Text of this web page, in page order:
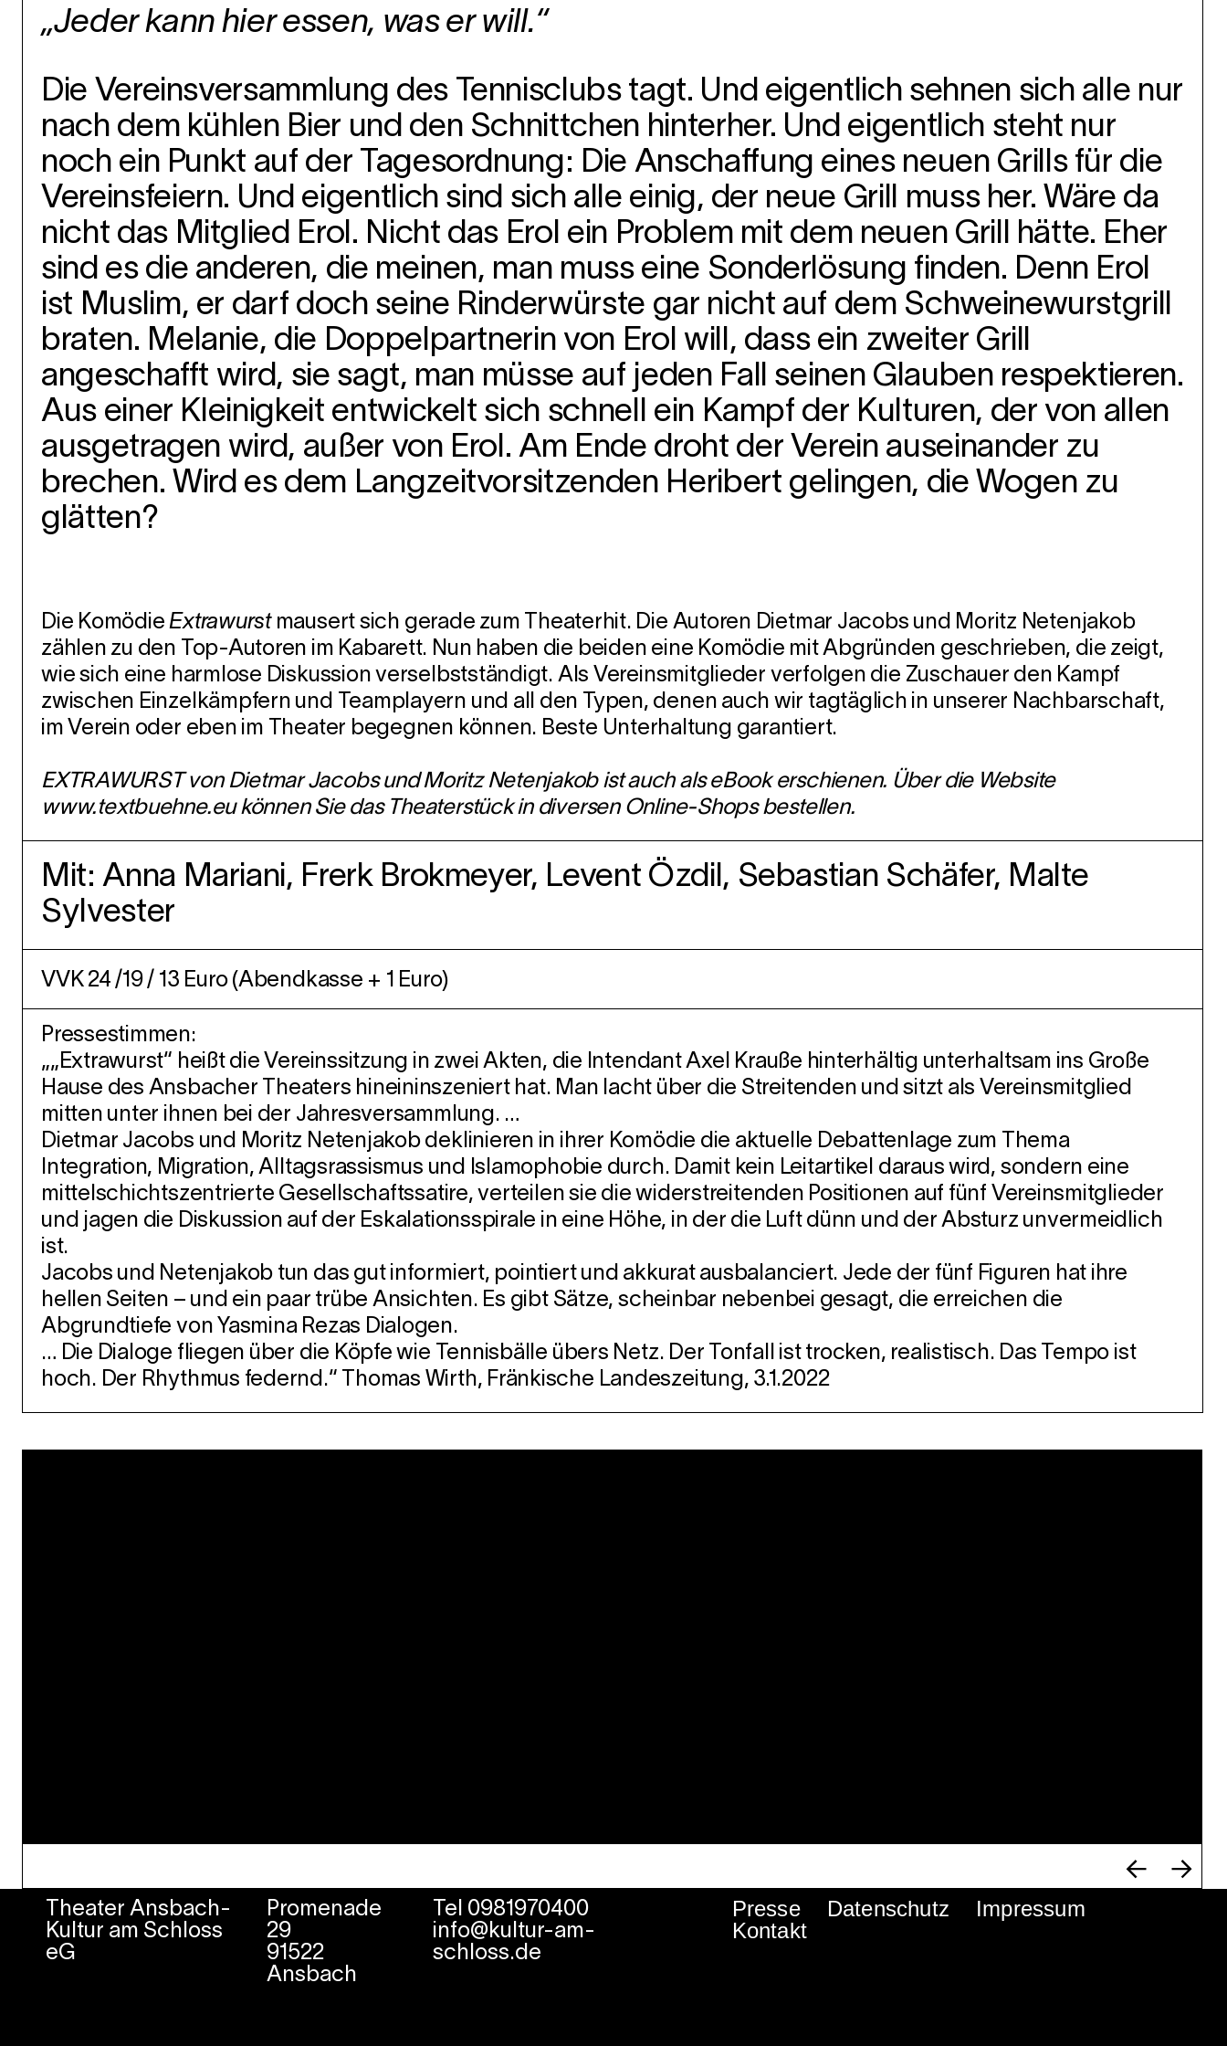
„Jeder kann hier essen, was er will.“
Die Vereinsversammlung des Tennisclubs tagt. Und eigentlich sehnen sich alle nur
nach dem kühlen Bier und den Schnittchen hinterher. Und eigentlich steht nur
noch ein Punkt auf der Tagesordnung: Die Anschaffung eines neuen Grills für die
Vereinsfeiern. Und eigentlich sind sich alle einig, der neue Grill muss her. Wäre da
nicht das Mitglied Erol. Nicht das Erol ein Problem mit dem neuen Grill hätte. Eher
sind es die anderen, die meinen, man muss eine Sonder lösung finden. Denn Erol
ist Muslim, er darf doch seine Rinderwürste gar nicht auf dem Schweinewurstgrill
braten. Melanie, die Doppelpartnerin von Erol will, dass ein zweiter Grill
angeschafft wird, sie sagt, man müsse auf jeden Fall seinen Glauben respektieren.
Aus einer Kleinigkeit entwickelt sich schnell ein Kampf der Kulturen, der von allen
ausgetragen wird, außer von Erol. Am Ende droht der Verein auseinander zu
brechen. Wird es dem Langzeitvorsitzenden Heribert gelingen, die Wogen zu
glätten?
Die KomödieExtrawurstmausert sich gerade zum Theaterhit. Die Autoren Dietmar Jacobs und Moritz Netenjakob
zählen zu den Top-Autoren im Kabarett. Nun haben die beiden eine Komödie mit Abgründen geschrieben, die zeigt,
wie sich eine harmlose Diskussion verselbstständigt. Als Vereinsmitglieder verfolgen die Zuschauer den Kampf
zwischen Einzelkämpfern und Teamplayern und all den Typen, denen auch wir tagtäglich in unserer Nachbarschaft,
im Verein oder eben im Theater begegnen können. Beste Unterhaltung garantiert.
EXTRAWURST von Dietmar Jacobs und Moritz Netenjakob ist auch als eBook erschienen. Über die Website
www.textbuehne.eu können Sie das Theaterstück in diversen Online-Shops bestellen.
Mit:Anna Mariani, Frerk Brokmeyer, Levent Özdil, Sebastian Schäfer, Malte
Sylvester
VVK 24 /19 / 13 Euro (Abendkasse + 1 Euro)
Pressestimmen:
„„Extrawurst“ heißt die Vereinssitzung in zwei Akten, die Intendant Axel Krauße hinterhältig unterhaltsam ins Große
Hause des Ansbacher Theaters hineininszeniert hat. Man lacht über die Streitenden und sitzt als Vereinsmitglied
mitten unter ihnen bei der Jahresversammlung. …
Dietmar Jacobs und Moritz Netenjakob deklinieren in ihrer Komödie die aktuelle Debattenlage zum Thema
Integration, Migration, Alltagsrassismus und Islamophobie durch. Damit kein Leitartikel daraus wird, sondern eine
mittelschichtszentrierte Gesellschaftssatire, verteilen sie die widerstreitenden Positionen auf fünf Vereinsmitglieder
und jagen die Diskussion auf der Eskalationsspirale in eine Höhe, in der die Luft dünn und der Absturz unvermeidlich
ist.
Jacobs und Netenjakob tun das gut informiert, pointiert und akkurat ausbalanciert. Jede der fünf Figuren hat ihre
hellen Seiten – und ein paar trübe Ansichten. Es gibt Sätze, scheinbar nebenbei gesagt, die erreichen die
Abgrundtiefe von Yasmina Rezas Dialogen.
… Die Dialoge fliegen über die Köpfe wie Tennisbälle übers Netz. Der Tonfall ist trocken, realistisch. Das Tempo ist
hoch. Der Rhythmus federnd.“ Thomas Wirth, Fränkische Landeszeitung, 3.1.2022
Theater Ansbach-
Kultur am Schloss
eG
Promenade
29
91522
Ansbach
Tel 0981970400
info@kultur-am-
schloss.de
Presse Datenschutz
Impressum
Kontakt